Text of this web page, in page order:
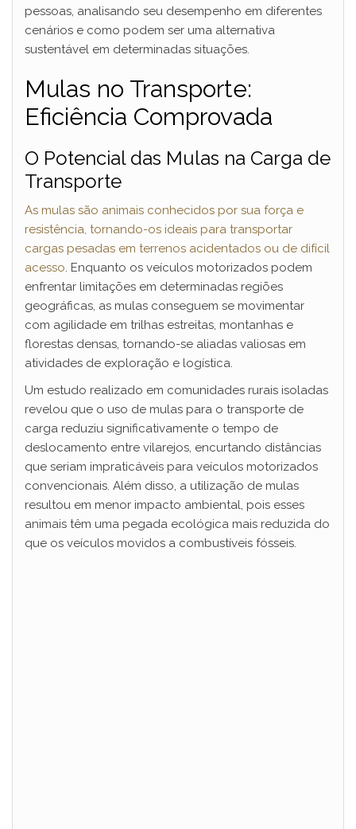
pessoas, analisando seu desempenho em diferentes
cenários e como podem ser uma alternativa
sustentável em determinadas situações.
Mulas no Transporte:
Eficiência Comprovada
O Potencial das Mulas na Carga de
Transporte
As mulas são animais conhecidos por sua força e
resistência, tornando-os ideais para transportar
cargas pesadas em terrenos acidentados ou de difícil
acesso. Enquanto os veículos motorizados podem
enfrentar limitações em determinadas regiões
geográficas, as mulas conseguem se movimentar
com agilidade em trilhas estreitas, montanhas e
florestas densas, tornando-se aliadas valiosas em
atividades de exploração e logística.
Um estudo realizado em comunidades rurais isoladas
revelou que o uso de mulas para o transporte de
carga reduziu significativamente o tempo de
deslocamento entre vilarejos, encurtando distâncias
que seriam impraticáveis para veículos motorizados
convencionais. Além disso, a utilização de mulas
resultou em menor impacto ambiental, pois esses
animais têm uma pegada ecológica mais reduzida do
que os veículos movidos a combustíveis fósseis.